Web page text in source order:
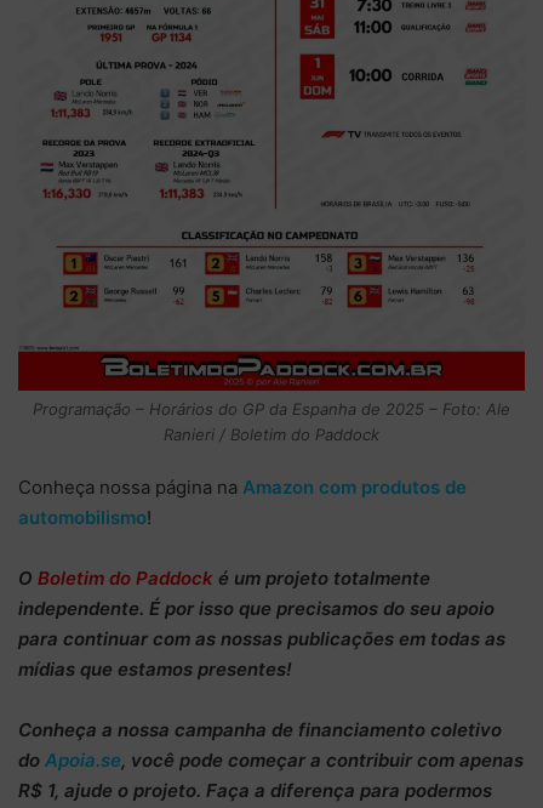
Programação – Horários do GP da Espanha de 2025 – Foto: Ale
Ranieri / Boletim do Paddock
Conheça nossa página na Amazon com produtos de
automobilismo!
O Boletim do Paddock é um projeto totalmente
independente. É por isso que precisamos do seu apoio
para continuar com as nossas publicações em todas as
mídias que estamos presentes!
Conheça a nossa campanha de financiamento coletivo
do Apoia.se, você pode começar a contribuir com apenas
R$ 1, ajude o projeto. Faça a diferença para podermos